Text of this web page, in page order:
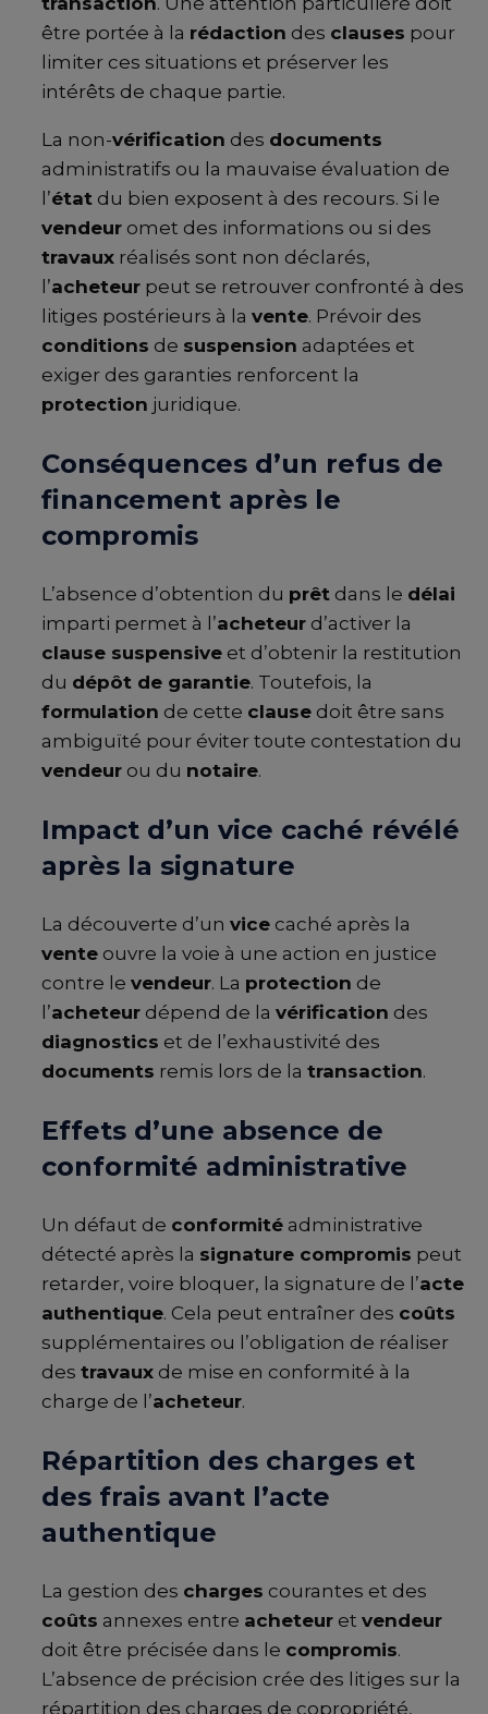
être portée à la rédaction des clauses pour
limiter ces situations et préserver les
intérêts de chaque partie.
La non-vérification des documents
administratifs ou la mauvaise évaluation de
l’état du bien exposent à des recours. Si le
vendeur omet des informations ou si des
travaux réalisés sont non déclarés,
l’acheteur peut se retrouver confronté à des
litiges postérieurs à la vente. Prévoir des
conditions de suspension adaptées et
exiger des garanties renforcent la
protection juridique.
Conséquences d’un refus de
financement après le
compromis
L’absence d’obtention du prêt dans le délai
imparti permet à l’acheteur d’activer la
clause suspensive et d’obtenir la restitution
du dépôt de garantie. Toutefois, la
formulation de cette clause doit être sans
ambiguïté pour éviter toute contestation du
vendeur ou du notaire.
Impact d’un vice caché révélé
après la signature
La découverte d’un vice caché après la
vente ouvre la voie à une action en justice
contre le vendeur. La protection de
l’acheteur dépend de la vérification des
diagnostics et de l’exhaustivité des
documents remis lors de la transaction.
Effets d’une absence de
conformité administrative
Un défaut de conformité administrative
détecté après la signature compromis peut
retarder, voire bloquer, la signature de l’acte
authentique. Cela peut entraîner des coûts
supplémentaires ou l’obligation de réaliser
des travaux de mise en conformité à la
charge de l’acheteur.
Répartition des charges et
des frais avant l’acte
authentique
La gestion des charges courantes et des
coûts annexes entre acheteur et vendeur
doit être précisée dans le compromis.
L’absence de précision crée des litiges sur la
répartition des charges de copropriété,